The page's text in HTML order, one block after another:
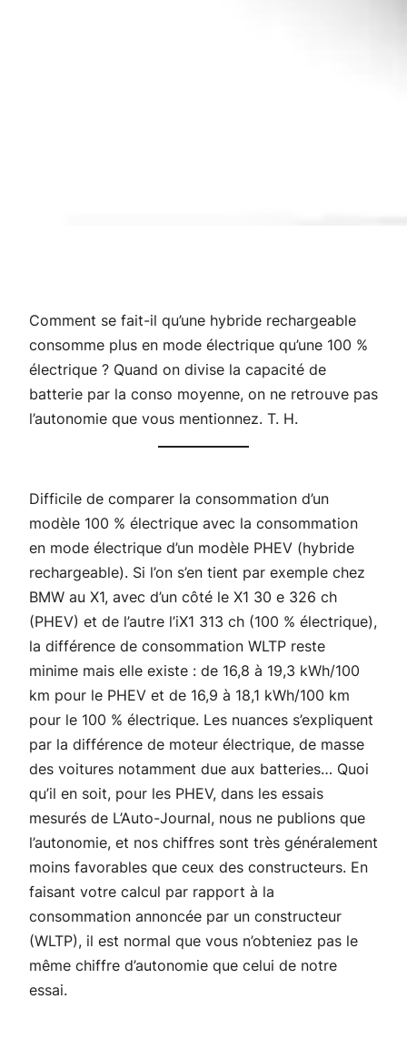
Comment se fait-il qu’une hybride rechargeable
consomme plus en mode électrique qu’une 100 %
électrique ? Quand on divise la capacité de
batterie par la conso moyenne, on ne retrouve pas
l’autonomie que vous mentionnez. T. H.
Difficile de comparer la consommation d’un
modèle 100 % électrique avec la consommation
en mode électrique d’un modèle PHEV (hybride
rechargeable). Si l’on s’en tient par exemple chez
BMW au X1, avec d’un côté le X1 30 e 326 ch
(PHEV) et de l’autre l’iX1 313 ch (100 % électrique),
la différence de consommation WLTP reste
minime mais elle existe : de 16,8 à 19,3 kWh/100
km pour le PHEV et de 16,9 à 18,1 kWh/100 km
pour le 100 % électrique. Les nuances s’expliquent
par la différence de moteur électrique, de masse
des voitures notamment due aux batteries… Quoi
qu’il en soit, pour les PHEV, dans les essais
mesurés de L’Auto-Journal, nous ne publions que
l’autonomie, et nos chiffres sont très généralement
moins favorables que ceux des constructeurs. En
faisant votre calcul par rapport à la
consommation annoncée par un constructeur
(WLTP), il est normal que vous n’obteniez pas le
même chiffre d’autonomie que celui de notre
essai.